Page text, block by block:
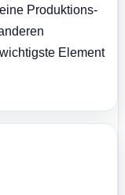
Produktions-
Element